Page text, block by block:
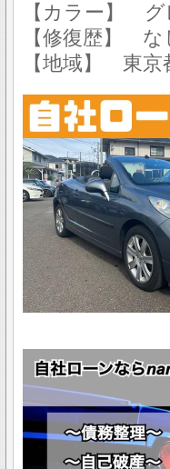
【カラー】 グ
【修復歴】 な
【地域】 東京